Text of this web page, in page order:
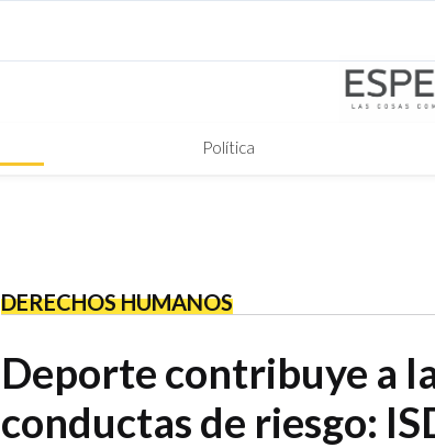
Política
DERECHOS HUMANOS
Deporte contribuye a
conductas de riesgo: